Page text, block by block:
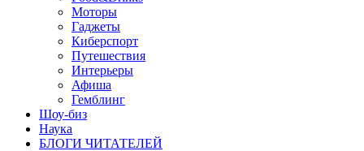
Моторы
Гаджеты
Киберспорт
Путешествия
Интерьеры
Афиша
Гемблинг
Шоу-биз
Наука
БЛОГИ ЧИТАТЕЛЕЙ